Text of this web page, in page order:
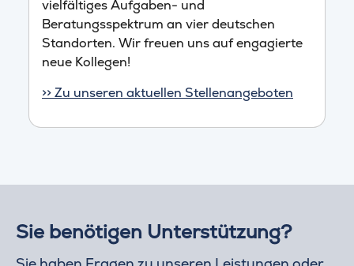
vielfältiges Aufgaben- und
Beratungsspektrum an vier deutschen
Standorten. Wir freuen uns auf engagierte
neue Kollegen!
>> Zu unseren aktuellen Stellenangeboten
Sie benötigen Unterstützung?